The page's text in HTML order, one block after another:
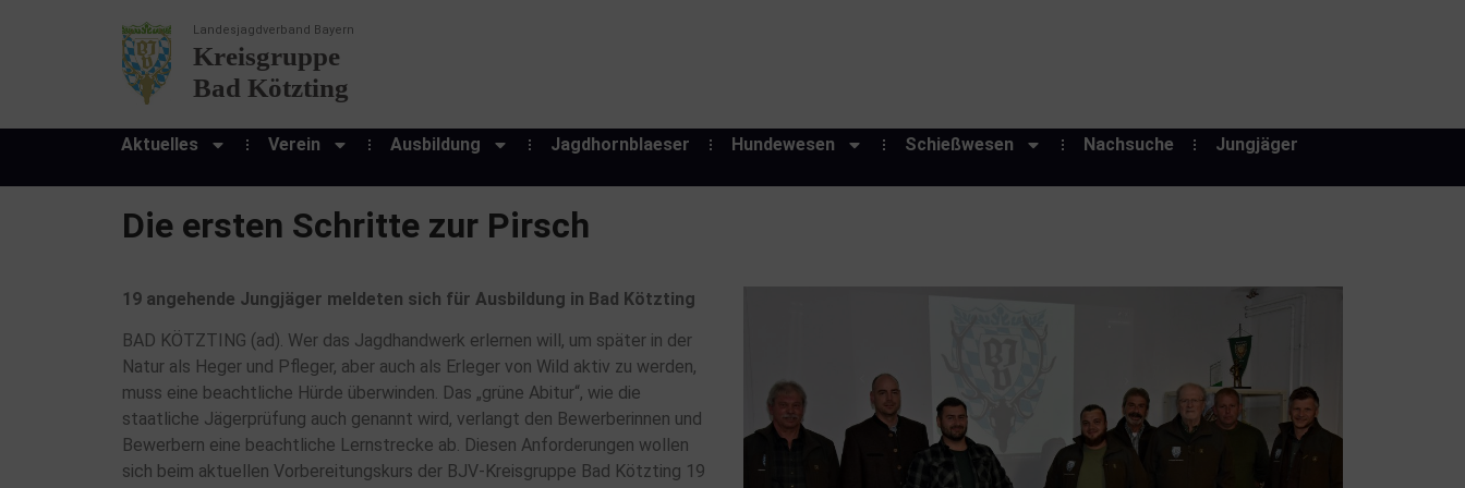
Landesjagdverband Bayern
Kreisgruppe
Bad Kötzting
Aktuelles Verein Ausbildung Jagdhornblaeser Hundewesen Schießwesen Nachsuche Jungjäger
Die ersten Schritte zur Pirsch
19 angehende Jungjäger meldeten sich für Ausbildung in Bad Kötzting
BAD KÖTZTING (ad). Wer das Jagdhandwerk erlernen will, um später in der
Natur als Heger und Pfleger, aber auch als Erleger von Wild aktiv zu werden,
muss eine beachtliche Hürde überwinden. Das „grüne Abitur“, wie die
staatliche Jägerprüfung auch genannt wird, verlangt den Bewerberinnen und
Bewerbern eine beachtliche Lernstrecke ab. Diesen Anforderungen wollen
sich beim aktuellen Vorbereitungskurs der BJV-Kreisgruppe Bad Kötzting 19